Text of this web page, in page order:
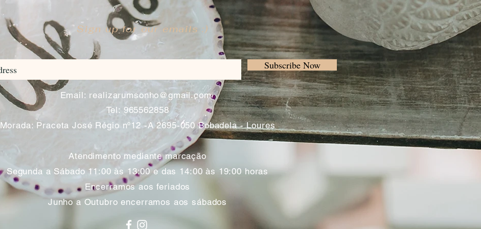
Sign up for our emails :)
Subscribe Now
Email: realizarumsonho@gmail.com
Tel: 965562858
Morada: Praceta José Régio nº12 -A 2695-050 Bobadela - Loures
Atendimento mediante marcação
Segunda a Sábado 11:00 às 13:00 e das 14:00 às 19:00 horas
Encerramos aos feriados
Junho a Outubro encerramos aos sábados